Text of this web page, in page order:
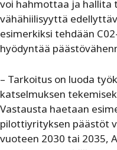
voi hahmottaa ja hallita
vähähiilisyyttä
esimerkiksi tehdään
hyödyntää
– Tarkoitus on luoda
katselmuksen
Vastausta haetaan
pilottiyrityksen päästöt
vuoteen 2030 tai 2035,